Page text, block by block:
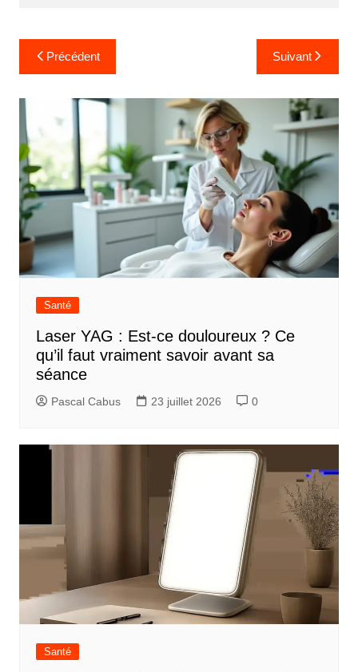
a
v
g
a
t
i
o
n
t
l
e
Précédent Suivant
Santé
Laser YAG : Est-ce douloureux ? Ce
qu’il faut vraiment savoir avant sa
séance
Pascal Cabus 23 juillet 2026 0
Santé